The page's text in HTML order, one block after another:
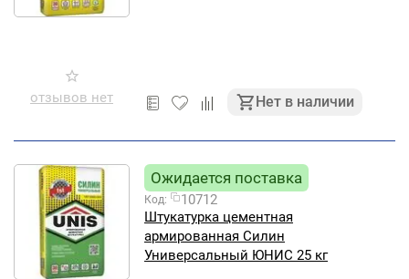
отзывов нет Нет в наличии
Ожидается поставка
Код:
10712
Штукатурка цементная
армированная Силин
Универсальный ЮНИС 25 кг